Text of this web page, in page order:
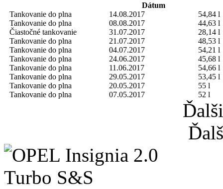
Dátum
Tankovanie do plna
14.08.2017
54,84 l
Tankovanie do plna
08.08.2017
44,63 l
Čiastočné tankovanie
31.07.2017
28,14 l
Tankovanie do plna
21.07.2017
48,53 l
Tankovanie do plna
04.07.2017
54,21 l
Tankovanie do plna
24.06.2017
45,68 l
Tankovanie do plna
11.06.2017
54,66 l
Tankovanie do plna
29.05.2017
53,45 l
Tankovanie do plna
20.05.2017
55 l
Tankovanie do plna
07.05.2017 52 l